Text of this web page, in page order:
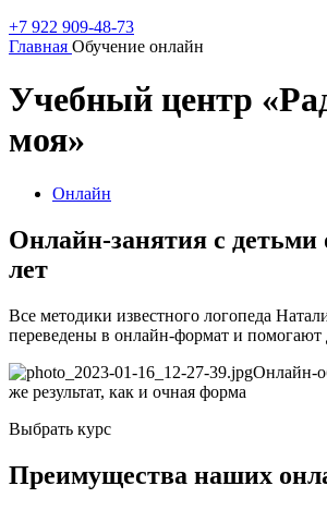
+7 922 909-48-73
Главная Обучение онлайн
Учебный центр
моя»
Онлайн
Онлайн-занятия с детьми
лет
Все методики известного логопеда
переведены в онлайн-формат и помогают
Онлайн-
же результат, как и очная форма
Выбрать курс
Преимущества наших